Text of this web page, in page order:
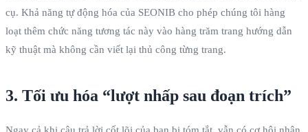
cụ. Khả năng tự động hóa của SEONIB cho phép chúng tôi hàng
loạt thêm chức năng tương tác này vào hàng trăm trang hướng dẫn
kỹ thuật mà không cần viết lại thủ công từng trang.
3. Tối ưu hóa “lượt nhấp sau đoạn trích”